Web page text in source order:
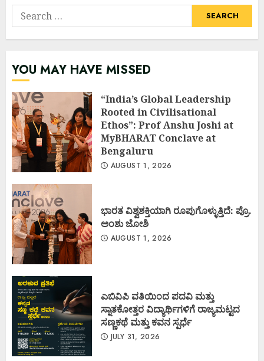
Search
for:
YOU MAY HAVE MISSED
“India’s Global Leadership
Rooted in Civilisational
Ethos”: Prof Anshu Joshi at
MyBHARAT Conclave at
Bengaluru
AUGUST 1, 2026
ಭಾರತ ವಿಶ್ವಶಕ್ತಿಯಾಗಿ ರೂಪುಗೊಳ್ಳುತ್ತಿದೆ: ಪ್ರೊ.
ಅಂಶು ಜೋಶಿ
AUGUST 1, 2026
ಎಬಿವಿಪಿ ವತಿಯಿಂದ ಪದವಿ ಮತ್ತು
ಸ್ನಾತಕೋತ್ತರ ವಿದ್ಯಾರ್ಥಿಗಳಿಗೆ ರಾಜ್ಯಮಟ್ಟದ
ಸಣ್ಣಕಥೆ ಮತ್ತು ಕವನ ಸ್ಪರ್ಧೆ
JULY 31, 2026